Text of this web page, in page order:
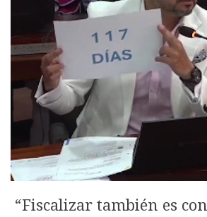
“Fiscalizar también es